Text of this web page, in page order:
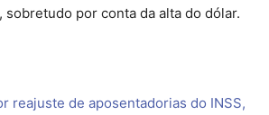
sobretudo por conta da alta do dólar.
reajuste de aposentadorias do INSS,